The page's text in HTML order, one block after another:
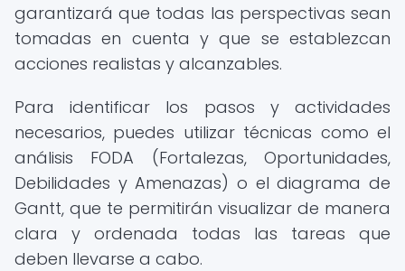
garantizará que todas las perspectivas sean
tomadas en cuenta y que se establezcan
acciones realistas y alcanzables.
Para identificar los pasos y actividades
necesarios, puedes utilizar técnicas como el
análisis FODA (Fortalezas, Oportunidades,
Debilidades y Amenazas) o el diagrama de
Gantt, que te permitirán visualizar de manera
clara y ordenada todas las tareas que
deben llevarse a cabo.